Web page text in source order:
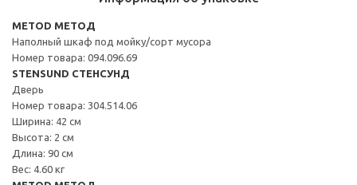
METOD МЕТОД
Наполный шкаф под мойку/сорт мусора
Номер товара: 094.096.69
STENSUND СТЕНСУНД
Дверь
Номер товара: 304.514.06
Ширина: 42 см
Высота: 2 см
Длина: 90 см
Вес: 4.60 кг